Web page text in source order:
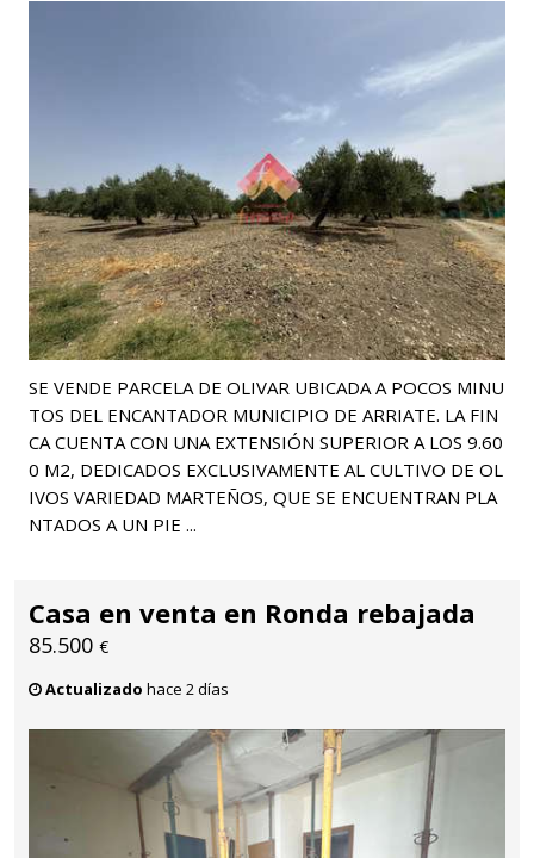
SE VENDE PARCELA DE OLIVAR UBICADA A POCOS MINU
TOS DEL ENCANTADOR MUNICIPIO DE ARRIATE. LA FIN
CA CUENTA CON UNA EXTENSIÓN SUPERIOR A LOS 9.60
0 M2, DEDICADOS EXCLUSIVAMENTE AL CULTIVO DE OL
IVOS VARIEDAD MARTEÑOS, QUE SE ENCUENTRAN PLA
NTADOS A UN PIE ...
Casa en venta en Ronda rebajada
85.500 €
Actualizado hace 2 días